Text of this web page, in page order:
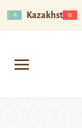
Kazakhstan